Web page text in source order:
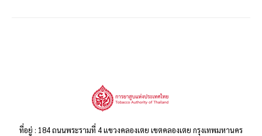
ที่อยู่ : 184 ถนนพระรามที่ 4 แขวงคลองเตย เขตคลองเตย กรุงเทพมหานคร